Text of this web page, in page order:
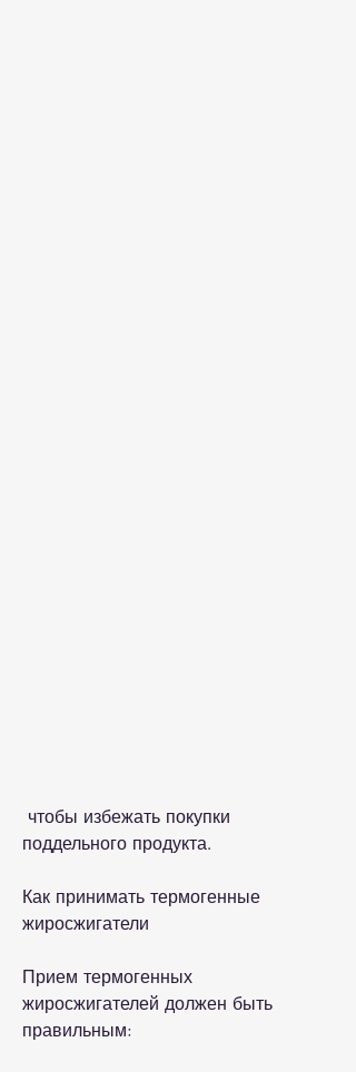
поддельного продукта.
Как принимать термогенные
жиросжигатели
Прием термогенных
жиросжигателей должен быть
правильным: